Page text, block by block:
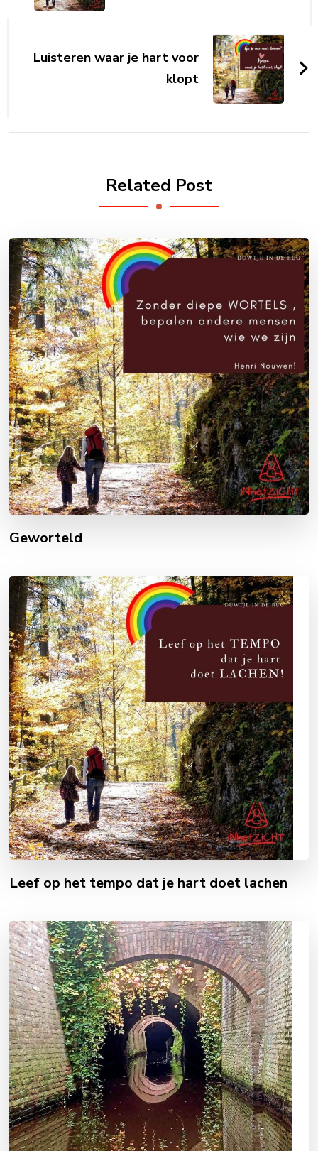
Luisteren waar je hart voor
klopt
Related Post
Geworteld
Leef op het tempo dat je hart doet lachen